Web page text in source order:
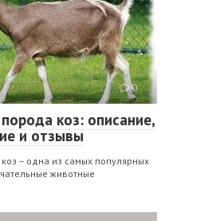
0
порода коз: описание,
и отзывы
коз – одна из самых популярных
животные